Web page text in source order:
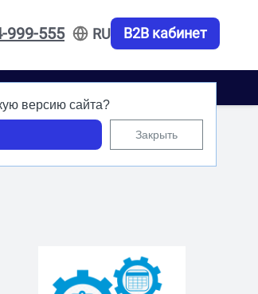
999-555 RU B2B кабинет
версию сайта?
Закрыть